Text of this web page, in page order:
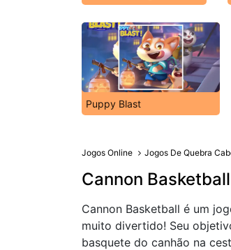
Puppy Blast
Jogos Online Jogos De Quebra
Cannon Basketball
Cannon Basketball é um
muito divertido! Seu
basquete do canhão na